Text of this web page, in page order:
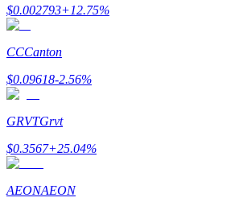
BTC Welcome Rewards
$0.002793+12.75%
CCCanton
$0.09618-2.56%
GRVTGrvt
$0.3567+25.04%
AEONAEON